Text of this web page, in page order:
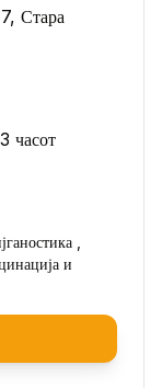
Стара
часот
,
и